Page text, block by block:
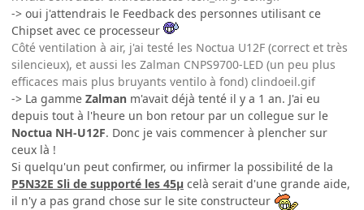
-> oui j'attendrais le Feedback des personnes utilisant ce
Chipset avec ce processeur
Côté ventilation à air, j'ai testé les Noctua U12F (correct et très
silencieux), et aussi les Zalman CNPS9700-LED (un peu plus
efficaces mais plus bruyants ventilo à fond) clindoeil.gif
-> La gamme Zalman m'avait déjà tenté il y a 1 an. J'ai eu
depuis tout à l'heure un bon retour par un collegue sur le
Noctua NH-U12F. Donc je vais commencer à plencher sur
ceux là !
Si quelqu'un peut confirmer, ou infirmer la possibilité de la
P5N32E Sli de supporté les 45µ celà serait d'une grande aide,
il n'y a pas grand chose sur le site constructeur